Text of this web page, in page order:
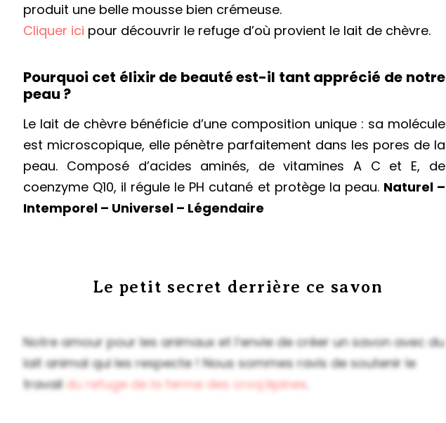
produit une belle mousse bien crémeuse.
Cliquer ici pour découvrir le refuge d’où provient le lait de chèvre.
Pourquoi cet élixir de beauté est-il tant apprécié de notre
peau ?
Le lait de chèvre bénéficie d’une composition unique : sa molécule
est microscopique, elle pénètre parfaitement dans les pores de la
peau. Composé d’acides aminés, de vitamines A C et E, de
coenzyme Q10, il régule le PH cutané et protège la peau. Naturel –
Intemporel – Universel – Légendaire
Le petit secret derrière ce savon
Notre amour pour les animaux et l’envie de créer un savon avec du
lait animal qui les respecte ! Nous sommes ravis de soutenir le
travaildu refuge de la ferme des croq’épines